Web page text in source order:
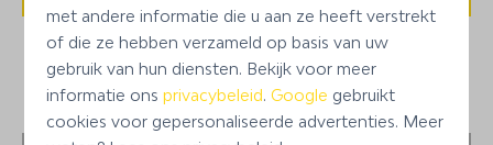
Wijk of gebouw
Sabadeco Terrace
1 Verblijfsvoorkeuren
met andere informatie die u aan ze heeft verstrekt
of die ze hebben verzameld op basis van uw
gebruik van hun diensten. Bekijk voor meer
informatie onsprivacybeleid.Google gebruikt
cookies voor gepersonaliseerde advertenties. Meer